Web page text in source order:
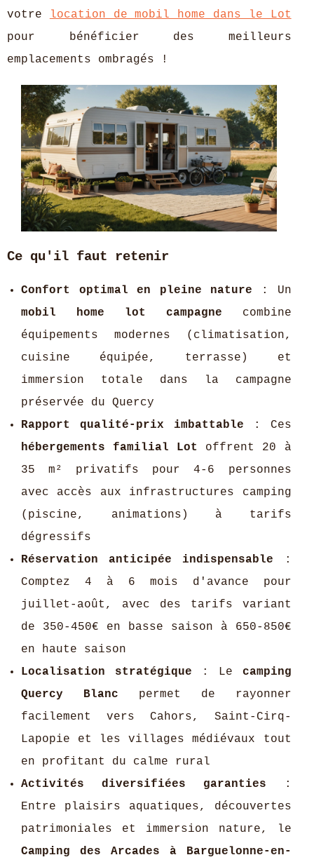
votre
location de mobil home dans le Lot
pour bénéficier des meilleurs
emplacements ombragés !
Ce qu'il faut retenir
Confort optimal en pleine nature : Un
mobil home lot campagne combine
équipements modernes (climatisation,
cuisine équipée, terrasse) et
immersion totale dans la campagne
préservée du Quercy
Rapport qualité-prix imbattable : Ces
hébergements familial Lot
offrent 20 à
35 m² privatifs pour 4-6 personnes
avec accès aux infrastructures camping
(piscine, animations) à tarifs
dégressifs
Réservation anticipée indispensable :
Comptez 4 à 6 mois d'avance pour
juillet-août, avec des tarifs variant
de 350-450€ en basse saison à 650-850€
en haute saison
Localisation stratégique : Le camping
Quercy Blanc permet de rayonner
facilement vers Cahors, Saint-Cirq-
Lapopie et les villages médiévaux tout
en profitant du calme rural
Activités diversifiées garanties :
Entre plaisirs aquatiques, découvertes
patrimoniales et immersion nature, le
Camping des Arcades à Barguelonne-en-